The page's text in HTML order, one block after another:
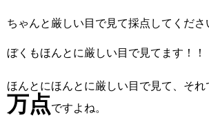
ちゃんと厳しい目で見て採点してくださ
ぼくもほんとに厳しい目で見てます！！
ほんとにほんとに厳しい目で見て、それ
万点ですよね。